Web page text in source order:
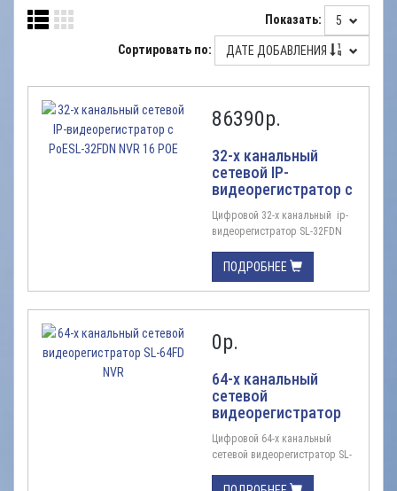
НАШИ
Показать: 5
Сортировать по: ДАТЕ ДОБАВЛЕНИЯ
86390р.
32-х канальный
сетевой IP-
видеорегистратор c
PoESL-32FDN NVR 16
POE
Цифровой 32-х канальный ip-
видеорегистратор SL-32FDN
канала с разрешением 4K,
4MP, 2MP(1080P) Ширина
канала на запись: 256 Mbps
Ширина канала на выход : 128
4MP:120fps, 2MP:240fps
H.264/H.265 Оповещения:
Beep, Email, Push- сообщения в
...
ПОДРОБНЕЕ
0р.
64-х канальный
сетевой
видеорегистратор
SL-64FD NVR
Цифровой 64-х канальный
сетевой видеорегистратор SL-
Количество каналов 64;